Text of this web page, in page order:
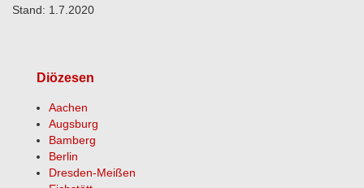
Stand: 1.7.2020
Diözesen
Aachen
Augsburg
Bamberg
Berlin
Dresden-Meißen